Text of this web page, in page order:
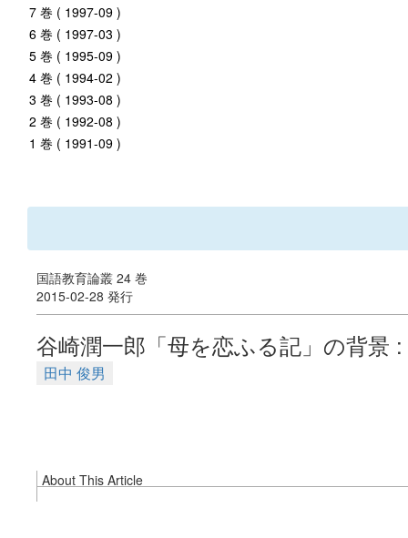
7 巻 ( 1997-09 )
6 巻 ( 1997-03 )
5 巻 ( 1995-09 )
4 巻 ( 1994-02 )
3 巻 ( 1993-08 )
2 巻 ( 1992-08 )
1 巻 ( 1991-09 )
国語教育論叢 24 巻
2015-02-28 発行
谷崎潤一郎「母を恋ふる記」の背景
田中 俊男
About This Article